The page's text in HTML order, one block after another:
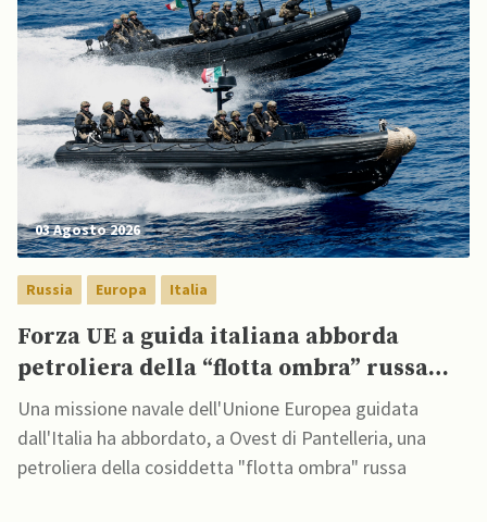
03 Agosto 2026
Russia Europa Italia
Forza UE a guida italiana abborda
petroliera della “flotta ombra” russa
nel Mediterraneo
Una missione navale dell'Unione Europea guidata
dall'Italia ha abbordato, a Ovest di Pantelleria, una
petroliera della cosiddetta "flotta ombra" russa